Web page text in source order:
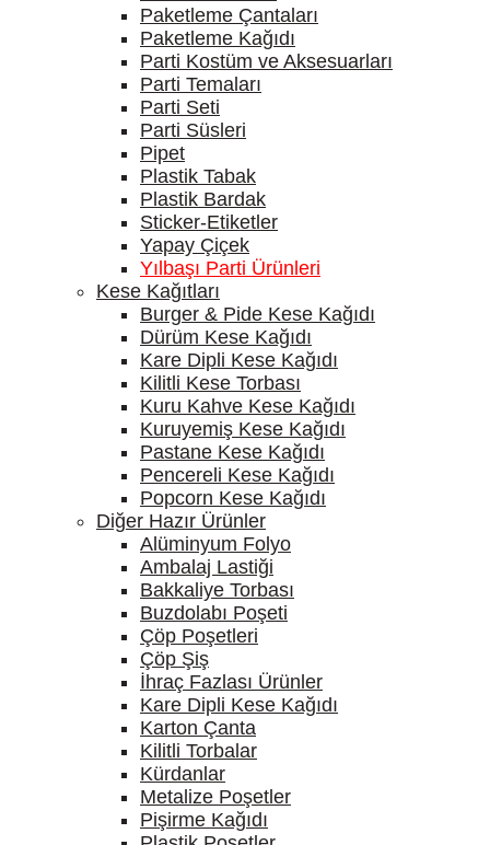
Paketleme Çantaları
Paketleme Kağıdı
Parti Kostüm ve Aksesuarları
Parti Temaları
Parti Seti
Parti Süsleri
Pipet
Plastik Tabak
Plastik Bardak
Sticker-Etiketler
Yapay Çiçek
Yılbaşı Parti Ürünleri
Kese Kağıtları
Burger & Pide Kese Kağıdı
Dürüm Kese Kağıdı
Kare Dipli Kese Kağıdı
Kilitli Kese Torbası
Kuru Kahve Kese Kağıdı
Kuruyemiş Kese Kağıdı
Pastane Kese Kağıdı
Pencereli Kese Kağıdı
Popcorn Kese Kağıdı
Diğer Hazır Ürünler
Alüminyum Folyo
Ambalaj Lastiği
Bakkaliye Torbası
Buzdolabı Poşeti
Çöp Poşetleri
Çöp Şiş
İhraç Fazlası Ürünler
Kare Dipli Kese Kağıdı
Karton Çanta
Kilitli Torbalar
Kürdanlar
Metalize Poşetler
Pişirme Kağıdı